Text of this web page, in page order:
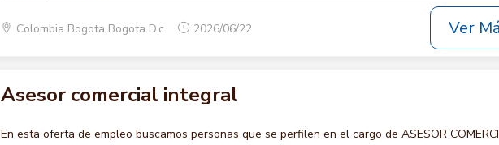
Colombia Bogota Bogota D.c. 2026/06/22 Ver
Asesor comercial integral
En esta oferta de empleo buscamos personas que se perfilen en el cargo de ASESOR